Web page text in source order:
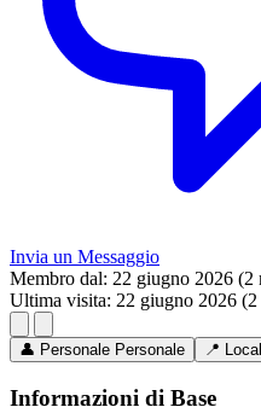
Invia un Messaggio
Membro dal: 22 giugno 2026 (2
Ultima visita: 22 giugno 2026 (2
👤 Personale Personale 📍
Informazioni di Base